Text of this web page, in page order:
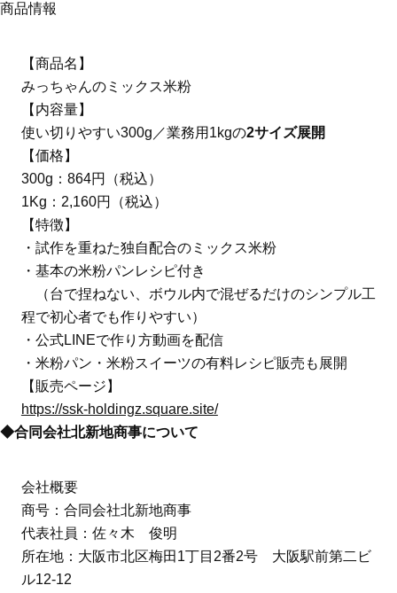
商品情報
【商品名】
みっちゃんのミックス米粉
【内容量】
使い切りやすい300g／業務用1kgの2サイズ展開
【価格】
300g：864円（税込）
1Kg：2,160円（税込）
【特徴】
・試作を重ねた独自配合のミックス米粉
・基本の米粉パンレシピ付き
（台で捏ねない、ボウル内で混ぜるだけのシンプル工
程で初心者でも作りやすい）
・公式LINEで作り方動画を配信
・米粉パン・米粉スイーツの有料レシピ販売も展開
【販売ページ】
https://ssk-holdingz.square.site/
◆合同会社北新地商事について
会社概要
商号：合同会社北新地商事
代表社員：佐々木 俊明
所在地：大阪市北区梅田1丁目2番2号 大阪駅前第二ビ
ル12-12